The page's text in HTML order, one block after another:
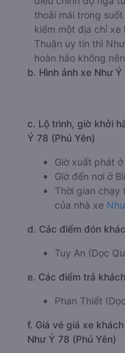
Văn phòng xe An
Xem địa chỉ
https://
Số điện thoại
Thuận:1900
a. Giới thiệu xe Như Ý
Nhà xe Như Ý 78
cung cấp dịch vụ
đường đi Bình
hệ thống xe cao
điều chỉnh độ ngả
thoải mái trong
kiếm một địa chỉ
hoàn hảo không
b. Hình ảnh xe Như Ý
c. Lộ trình, giờ khởi